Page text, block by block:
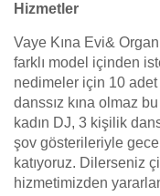
Hizmetler
Vaye Kına Evi&
farklı model içinden
nedimeler için 10
danssız kına olmaz
kadın DJ, 3 kişilik
şov gösterileriyle
katıyoruz. Dilerseniz
hizmetimizden